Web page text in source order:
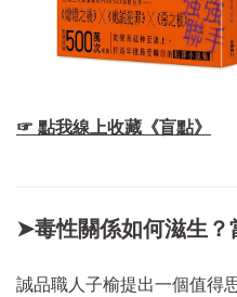
☞ 點我線上收藏《盲點》
➤毒性關係如何滋生？
誠品職人子榆提出一個值得